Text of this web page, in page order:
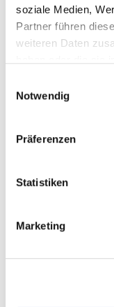
soziale Medien,
Partner führen
weiteren Daten
Notwendig
Präferenzen
Statistiken
Marketing
Ausbildung
praktische und
Teil absolvieren
Laatzen auf dem
bereitstellen
aufbauen und